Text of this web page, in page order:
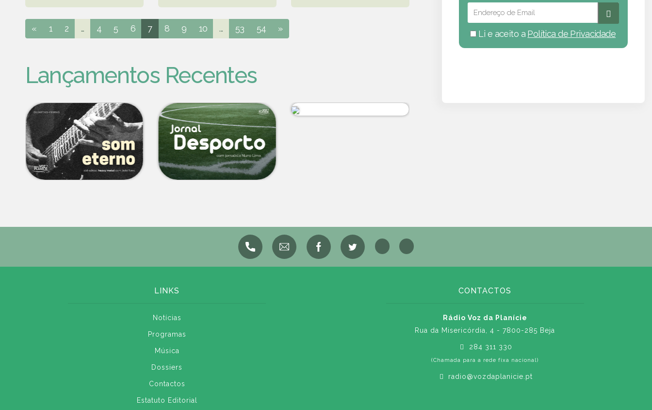
« 1 2 ... 4 5 6 7 8 9 10 ... 53 54 »
Lançamentos Recentes
Li e aceito a Política de Privacidade
LINKS
Notícias
Programas
Música
Dossiers
Contactos
Estatuto Editorial
CONTACTOS
Rádio Voz da Planície
Rua da Misericórdia, 4 - 7800-285 Beja
284 311 330
(Chamada para a rede fixa nacional)
radio@vozdaplanicie.pt